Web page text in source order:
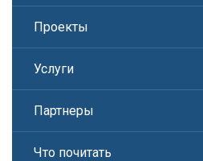
Проекты
Услуги
Партнеры
Что почитать